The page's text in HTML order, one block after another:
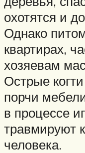
охотятся и
Однако
квартирах,
хозяевам
Острые
порчи
в процессе
травмируют
человека.